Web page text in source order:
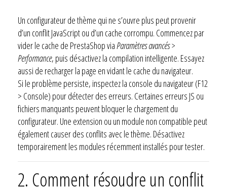
Un configurateur de thème qui ne s’ouvre plus peut provenir
d’un conflit JavaScript ou d’un cache corrompu. Commencez par
vider le cache de PrestaShop viaParamètres avancés >
Performance, puis désactivez la compilation intelligente. Essayez
aussi de recharger la page en vidant le cache du navigateur.
Si le problème persiste, inspectez la console du navigateur (F12
> Console) pour détecter des erreurs. Certaines erreurs JS ou
fichiers manquants peuvent bloquer le chargement du
configurateur. Une extension ou un module non compatible peut
également causer des conflits avec le thème. Désactivez
temporairement les modules récemment installés pour tester.
2. Comment résoudre un conflit